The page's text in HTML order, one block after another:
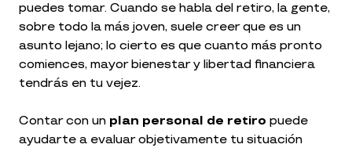
puedes tomar. Cuando se habla del retiro, la gente,
sobre todo la más joven, suele creer que es un
asunto lejano; lo cierto es que cuanto más pronto
comiences, mayor bienestar y libertad financiera
tendrás en tu vejez.
Contar con un plan personal de retiro puede
ayudarte a evaluar objetivamente tu situación